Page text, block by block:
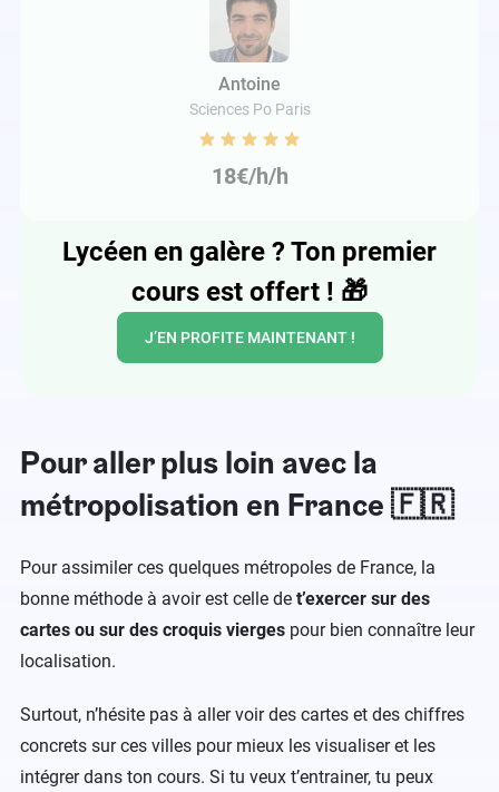
Antoine
Sciences Po Paris
18€/h/h
Lycéen en galère ? Ton premier
cours est offert ! 🎁
J’EN PROFITE MAINTENANT !
Pour aller plus loin avec la
métropolisation en France 🇫🇷
Pour assimiler ces quelques métropoles de France, la
bonne méthode à avoir est celle de t’exercer sur des
cartes ou sur des croquis vierges pour bien connaître leur
localisation.
Surtout, n’hésite pas à aller voir des cartes et des chiffres
concrets sur ces villes pour mieux les visualiser et les
intégrer dans ton cours. Si tu veux t’entrainer, tu peux